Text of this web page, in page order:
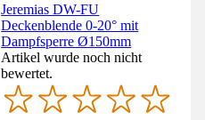
Jeremias DW-FU
Deckenblende 0-20° mit
Dampfsperre Ø150mm
Artikel wurde noch nicht
bewertet.